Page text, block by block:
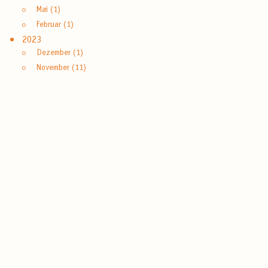
Mai (1)
Februar (1)
2023
Dezember (1)
November (11)